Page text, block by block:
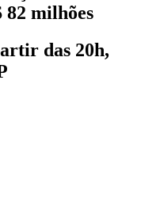
82 milhões
das 20h,